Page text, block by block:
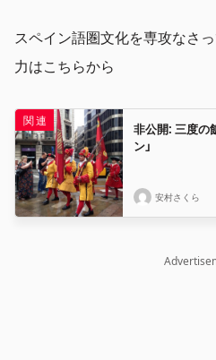
スペイン語圏文化を専攻なさ
力はこちらから
非公開: 三度の
ン」
安村さくら